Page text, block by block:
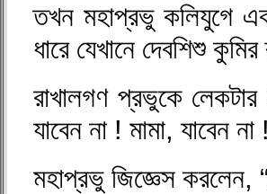
তখন মহাপ্রভু কলিযুগে
ধারে যেখানে দেবশিশু
রাখালগণ প্রভুকে
যাবেন না ! মামা, যাবেন না
মহাপ্রভু জিজ্ঞেস করলেন,